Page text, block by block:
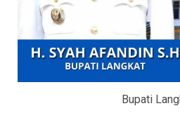
Bupati